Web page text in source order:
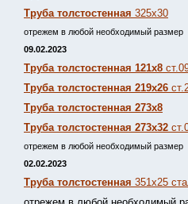
Труба толстостенная 325х30
отрежем в любой необходимый размер
09.02.2023
Труба толстостенная 121х8
Труба толстостенная 219х26
Труба толстостенная 273х8
Труба толстостенная 273х32
отрежем в любой необходимый размер
02.02.2023
Труба толстостенная 351х25